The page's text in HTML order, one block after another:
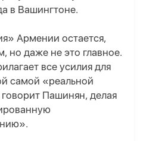
в Вашингтоне.
Армении остается,
но даже не это главное.
все усилия для
самой «реальной
Пашинян, делая